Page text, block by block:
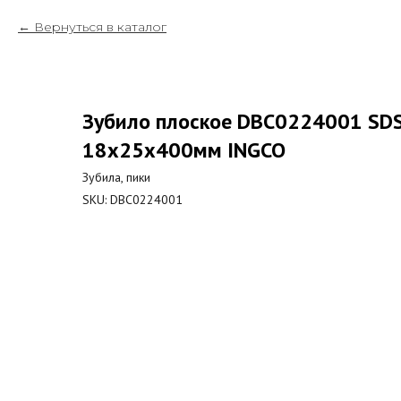
Вернуться в каталог
Зубило плоское DBC0224001
18х25х400мм INGCO
Зубила, пики
SKU: DBC0224001